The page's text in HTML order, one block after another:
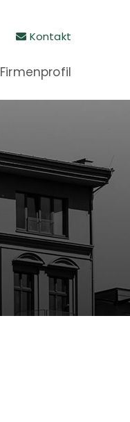
Kontakt
Firmenprofil